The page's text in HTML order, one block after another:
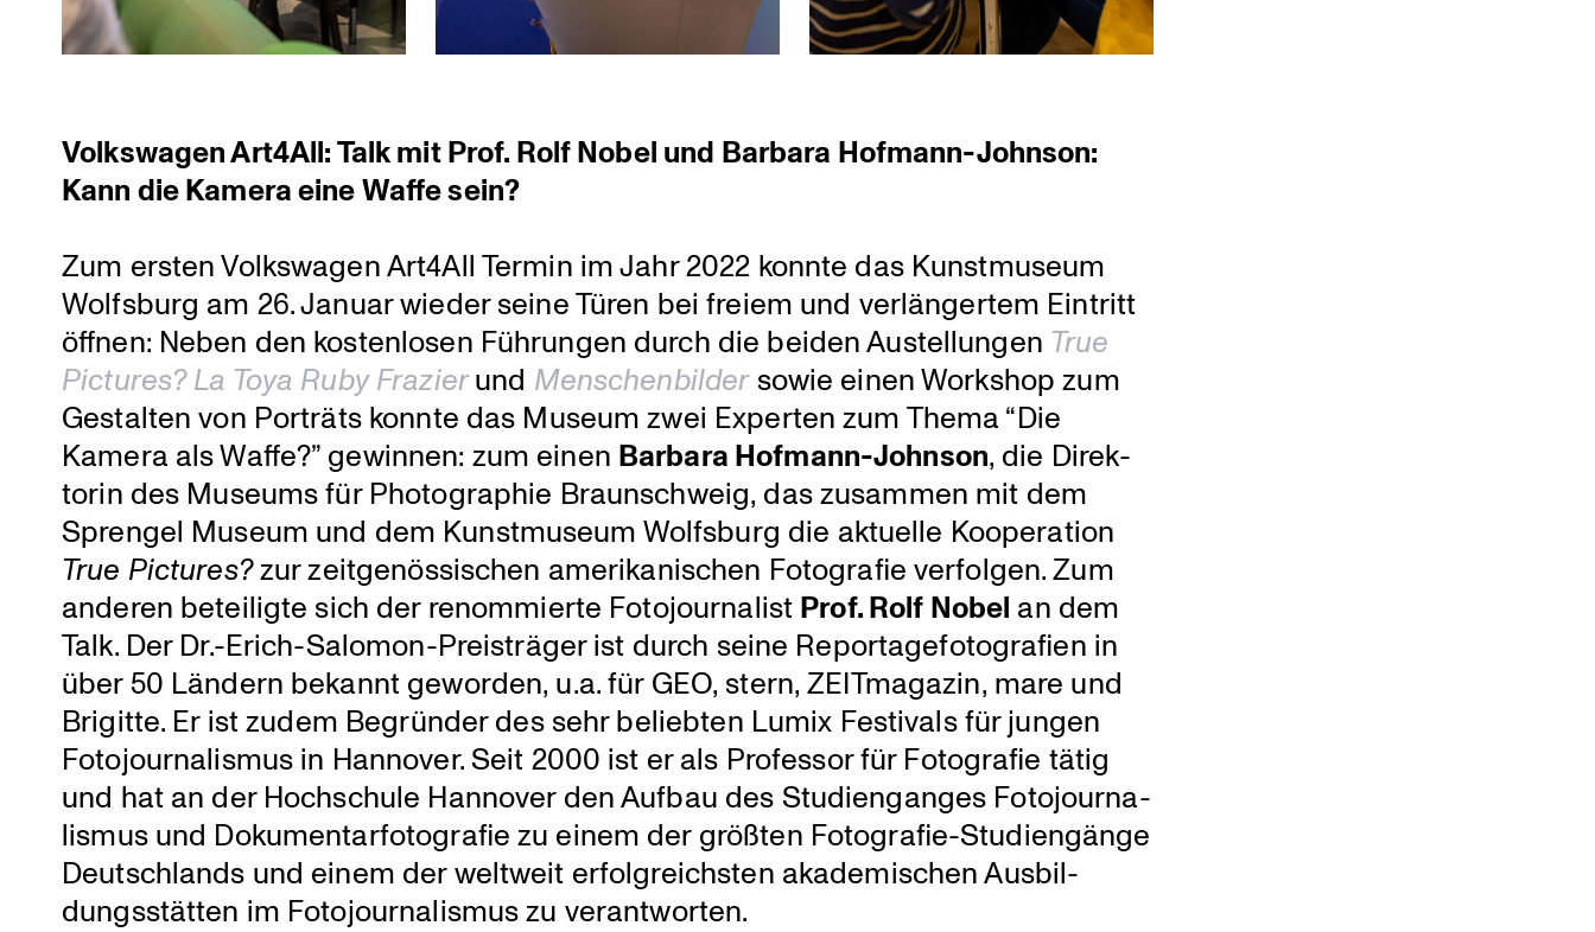
Volks­wagen Art4All: Talk mit Prof. Rolf Nobel und Barbara Hofmann-Johnson:
Kann die Kamera eine Waffe sein?
Zum ersten Volks­wagen Art4All Termin im Jahr 2022 konnte das Kunst­mu­seum
Wolfsburg am 26. Januar wieder seine Türen bei freiem und verlän­gertem Eintritt
öffnen: Neben den kosten­losen Führungen durch die beiden Austel­lungen True
Pictures? La Toya Ruby Frazier und Menschen­bilder sowie einen Workshop zum
Gestalten von Porträts konnte das Museum zwei Experten zum Thema “Die
Kamera als Waffe?” gewinnen: zum einen Barbara Hofmann-Johnson, die Direk­
torin des Museums für Photo­gra­phie Braun­schweig, das zusammen mit dem
Sprengel Museum und dem Kunst­mu­seum Wolfsburg die aktuelle Koope­ra­tion
True Pictures?zur zeitge­nös­si­schen ameri­ka­ni­schen Fotografie verfolgen. Zum
anderen betei­ligte sich der renom­mierte Fotojour­na­list Prof. Rolf Nobel an dem
Talk. Der Dr.-Erich-Salomon-Preisträger ist durch seine Repor­ta­ge­fo­to­gra­fien in
über 50 Ländern bekannt geworden, u.a. für GEO, stern, ZEITma­gazin, mare und
Brigitte. Er ist zudem Begründer des sehr beliebten Lumix Festivals für jungen
Fotojour­na­lismus in Hannover. Seit 2000 ist er als Professor für Fotografie tätig
und hat an der Hochschule Hannover den Aufbau des Studi­en­ganges Fotojour­na­
lismus und Dokumen­tar­fo­to­grafie zu einem der größten Fotografie-Studi­en­gänge
Deutsch­lands und einem der weltweit erfolg­reichsten akade­mi­schen Ausbil­
dungs­stätten im Fotojour­na­lismus zu verantworten.